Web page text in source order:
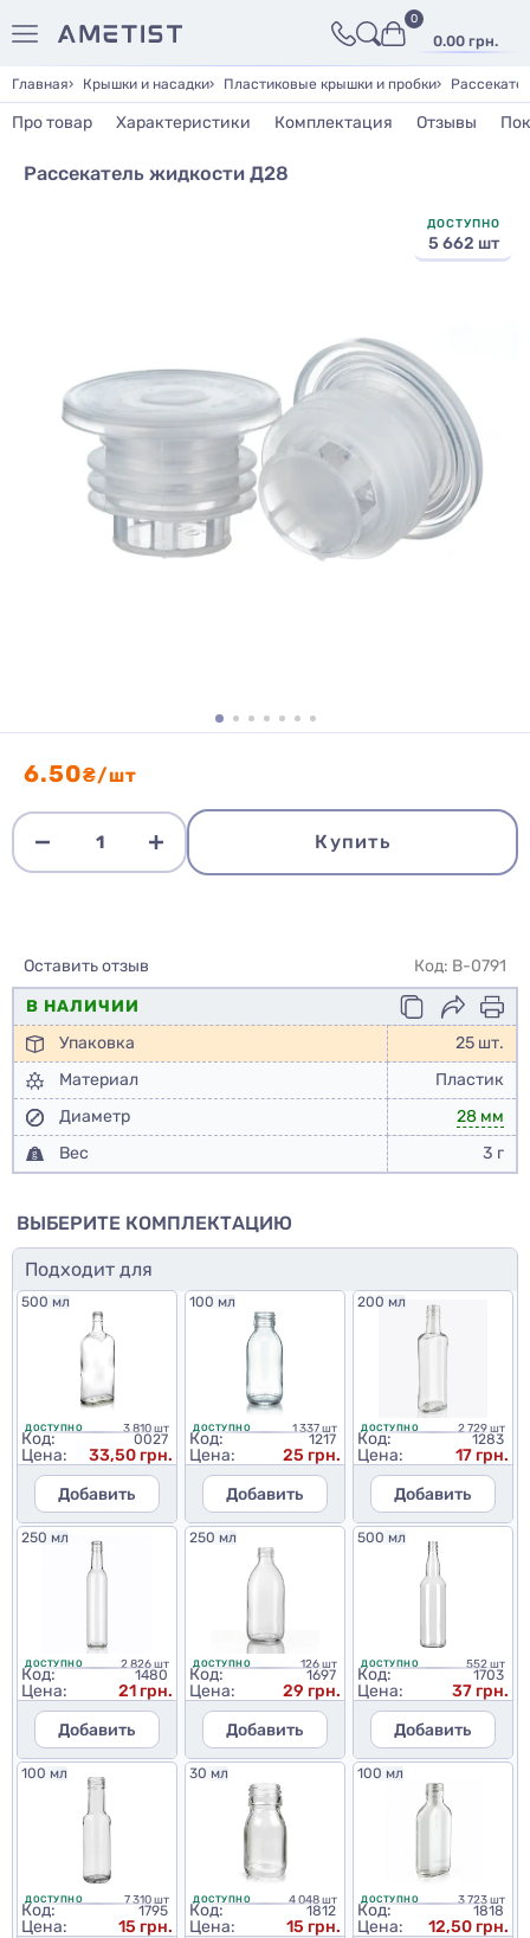
0.00 грн.
0
Главная Крышки и насадки Пластиковые крышки и пробки
Про товар Характеристики Комплектация Отзывы
Рассекатель жидкости Д28
ДОСТУПНО
5 662 шт
6.50₴/шт
Купить
Оставить отзыв
Код: B-0791
В НАЛИЧИИ
Упаковка
25 шт.
Материал
Пластик
Диаметр
28 мм
Вес
3 г
ВЫБЕРИТЕ КОМПЛЕКТАЦИЮ
Подходит для
500 мл
ДОСТУПНО 3 810 шт
Код: 0027
Цена:
33,50 грн.
Добавить
100 мл
ДОСТУПНО 1 337 шт
Код: 1217
Цена:
25 грн.
Добавить
200 мл
ДОСТУПНО 2 729 шт
Код: 1283
Цена:
17 грн.
Добавить
250 мл
ДОСТУПНО 2 826 шт
Код: 1480
Цена:
21 грн.
Добавить
250 мл
ДОСТУПНО 126 шт
Код: 1697
Цена:
29 грн.
Добавить
500 мл
ДОСТУПНО 552 шт
Код: 1703
Цена:
37 грн.
Добавить
100 мл
ДОСТУПНО 7 310 шт
Код: 1795
Цена:
15 грн.
30 мл
ДОСТУПНО 4 048 шт
Код: 1812
Цена:
15 грн.
100 мл
ДОСТУПНО 3 723 шт
Код: 1818
Цена:
12,50 грн.